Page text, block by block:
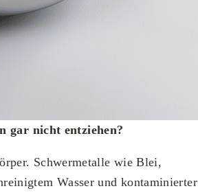
gar nicht entziehen?
Schwermetalle wie Blei,
Wasser und kontaminierter